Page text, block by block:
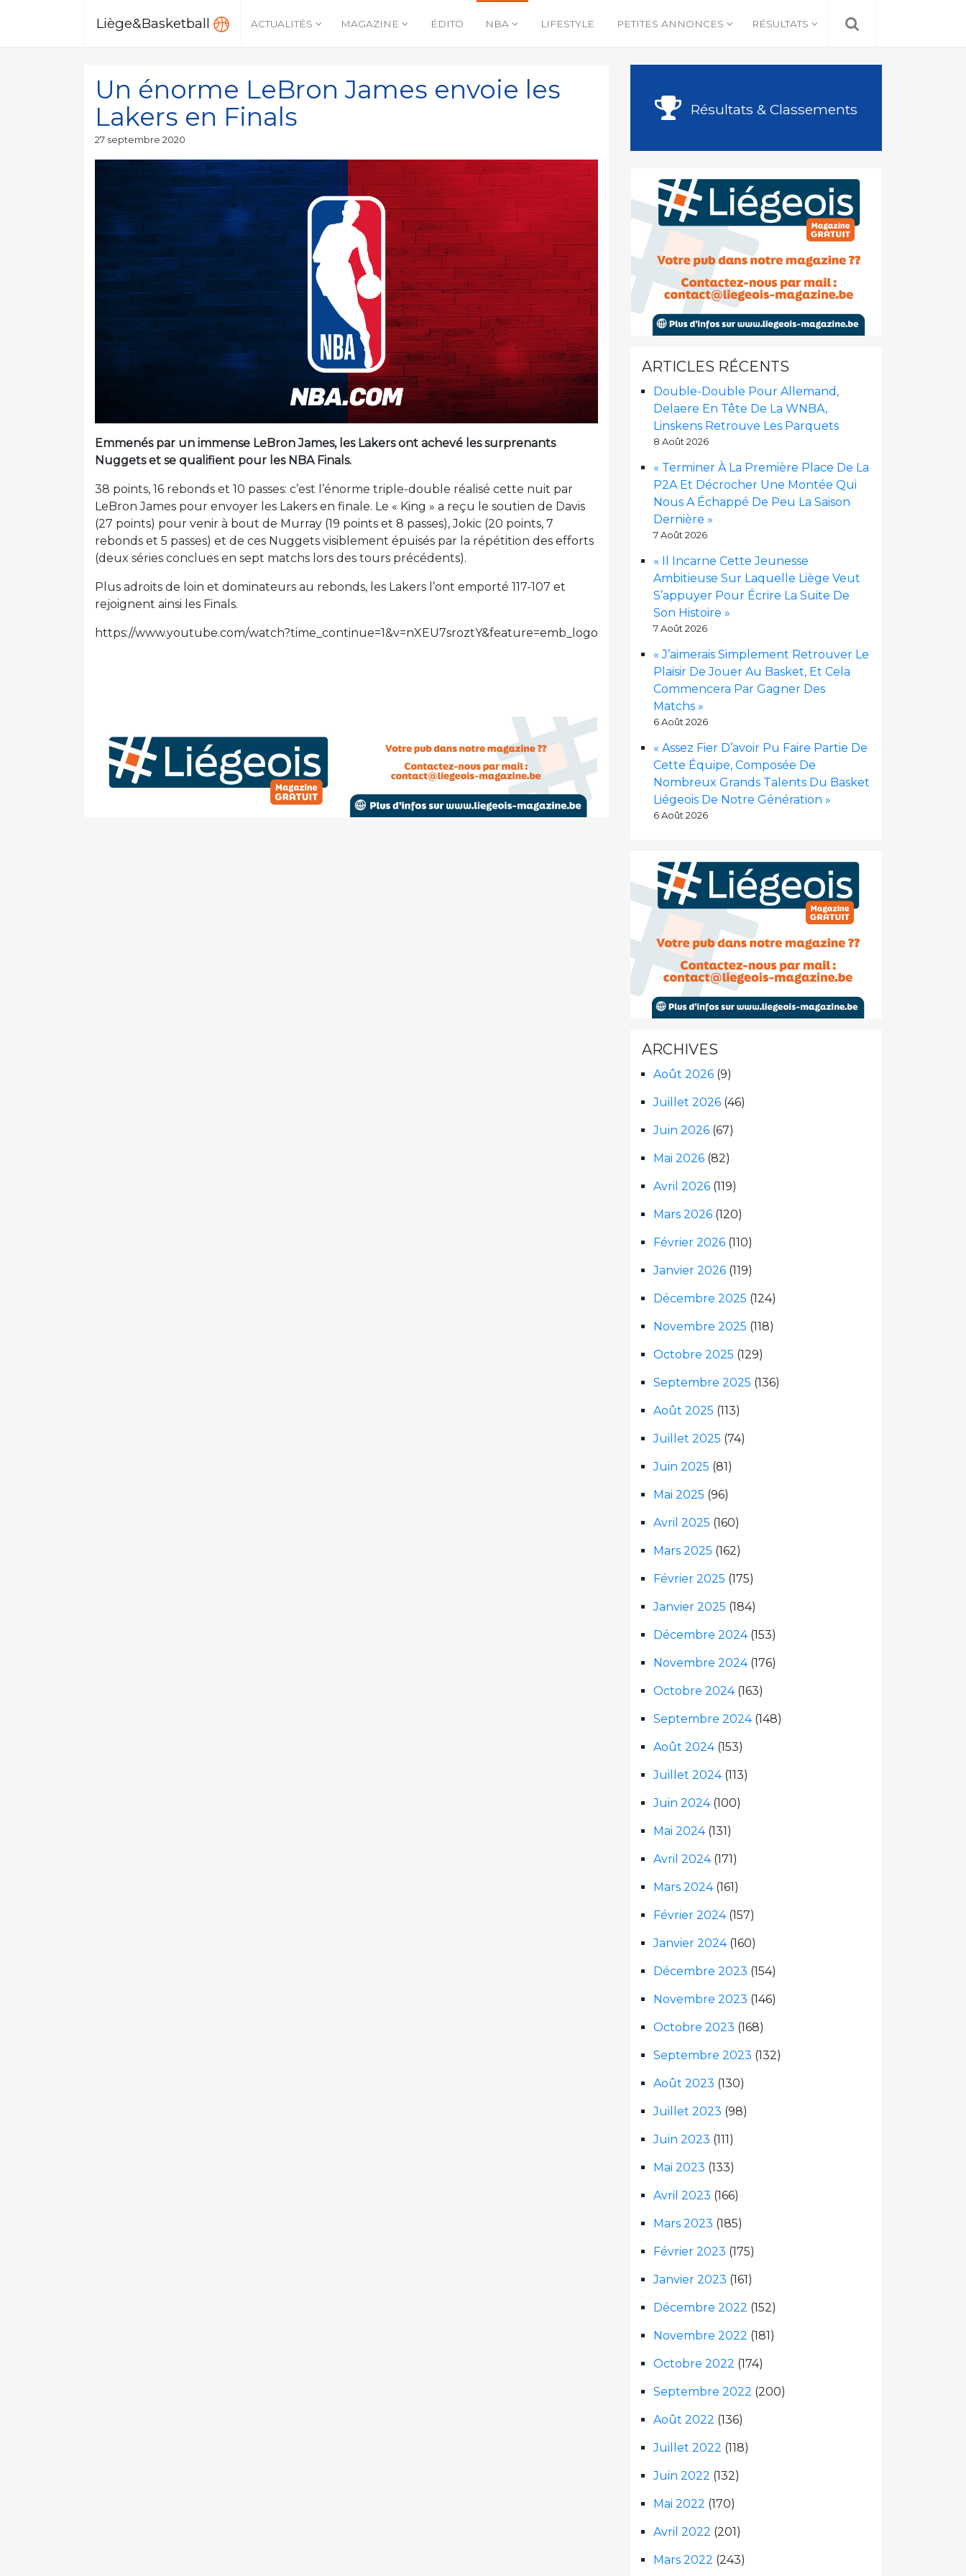
Liège&Basketball ACTUALITÉS MAGAZINE ÉDITO NBA LIFESTYLE PETITES ANNONCES RÉSULTATS
Un énorme LeBron James envoie les
Lakers en Finals
Publié
27 septembre 2020
Emmenés par un immense LeBron James, les Lakers ont achevé les surprenants
Nuggets et se qualifient pour les NBA Finals.
38 points, 16 rebonds et 10 passes: c’est l’énorme triple-double réalisé cette nuit par
LeBron James pour envoyer les Lakers en finale. Le « King » a reçu le soutien de Davis
(27 points) pour venir à bout de Murray (19 points et 8 passes), Jokic (20 points, 7
rebonds et 5 passes) et de ces Nuggets visiblement épuisés par la répétition des efforts
(deux séries conclues en sept matchs lors des tours précédents).
Plus adroits de loin et dominateurs au rebonds, les Lakers l’ont emporté 117-107 et
rejoignent ainsi les Finals.
https://www.youtube.com/watch?time_continue=1&v=nXEU7sroztY&feature=emb_logo
Résultats & Classements
ARTICLES RÉCENTS
Double-Double Pour Allemand,
Delaere En Tête De La WNBA,
Linskens Retrouve Les Parquets
8 Août 2026
« Terminer À La Première Place De La
P2A Et Décrocher Une Montée Qui
Nous A Échappé De Peu La Saison
Dernière »
7 Août 2026
« Il Incarne Cette Jeunesse
Ambitieuse Sur Laquelle Liège Veut
S’appuyer Pour Écrire La Suite De
Son Histoire »
7 Août 2026
« J’aimerais Simplement Retrouver Le
Plaisir De Jouer Au Basket, Et Cela
Commencera Par Gagner Des
Matchs »
6 Août 2026
« Assez Fier D’avoir Pu Faire Partie De
Cette Équipe, Composée De
Nombreux Grands Talents Du Basket
Liégeois De Notre Génération »
6 Août 2026
ARCHIVES
Août 2026 (9)
Juillet 2026 (46)
Juin 2026 (67)
Mai 2026 (82)
Avril 2026 (119)
Mars 2026 (120)
Février 2026 (110)
Janvier 2026 (119)
Décembre 2025 (124)
Novembre 2025 (118)
Octobre 2025 (129)
Septembre 2025 (136)
Août 2025 (113)
Juillet 2025 (74)
Juin 2025 (81)
Mai 2025 (96)
Avril 2025 (160)
Mars 2025 (162)
Février 2025 (175)
Janvier 2025 (184)
Décembre 2024(153)
Novembre 2024(176)
Octobre 2024(163)
Septembre 2024(148)
Août 2024(153)
Juillet 2024(113)
Juin 2024(100)
Mai 2024(131)
Avril 2024(171)
Mars 2024(161)
Février 2024(157)
Janvier 2024(160)
Décembre 2023 (154)
Novembre 2023 (146)
Octobre 2023 (168)
Septembre 2023 (132)
Août 2023 (130)
Juillet 2023 (98)
Juin 2023 (111)
Mai 2023 (133)
Avril 2023 (166)
Mars 2023 (185)
Février 2023 (175)
Janvier 2023 (161)
Décembre 2022 (152)
Novembre 2022 (181)
Octobre 2022 (174)
Septembre 2022 (200)
Août 2022 (136)
Juillet 2022 (118)
Juin 2022 (132)
Mai 2022 (170)
Avril 2022 (201)
Mars 2022 (243)